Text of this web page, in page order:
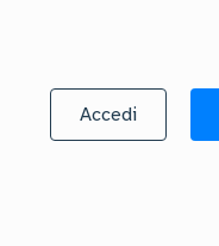
Accedi